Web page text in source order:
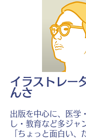
イラストレー
んさ
出版を中心に、医学
し・教育など多ジャ
「ちょっと面白い、